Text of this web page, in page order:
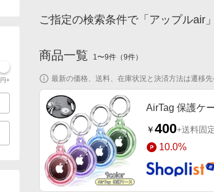
円+
ご指定の検索条件で「アップルair
商品一覧 1〜9件 （9件）
最新の価格、送料、在庫状況と決済方法は遷移先
AirTag 保護ケ
￥400+送料固
10.0%